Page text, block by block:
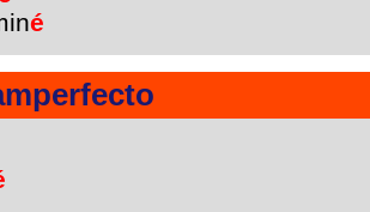
é